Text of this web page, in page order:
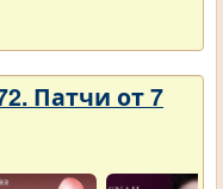
Патчи от 7